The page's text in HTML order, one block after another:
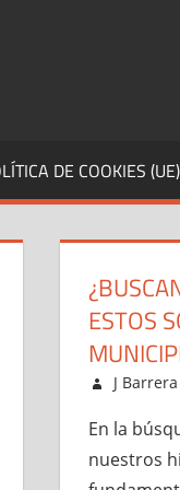
DE COOKIES (UE)
ESTOS
mayo 8,
J Barrera
En la
nuestros